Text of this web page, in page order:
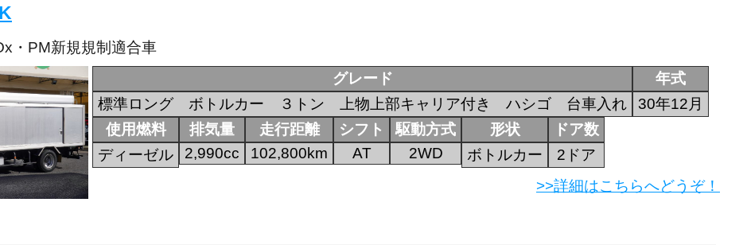
・PM新規規制適合車
グレード
標準ロング ボトルカー ３トン 上物上部キャリア付き ハシゴ 台車入れ
年式
30年12月
使用燃料
ディーゼル
排気量
2,990cc
走行距離
102,800km
シフト
AT
駆動方式
2WD
形状
ボトルカー
ドア数
2ドア
>>詳細はこちらへどうぞ！